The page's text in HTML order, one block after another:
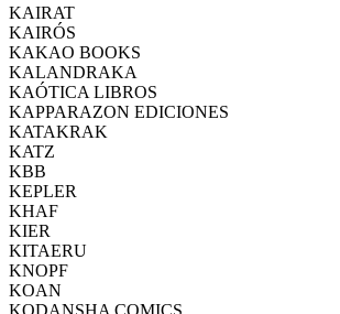
KAIRAT
KAIRÓS
KAKAO BOOKS
KALANDRAKA
KAÓTICA LIBROS
KAPPARAZON EDICIONES
KATAKRAK
KATZ
KBB
KEPLER
KHAF
KIER
KITAERU
KNOPF
KOAN
KODANSHA COMICS